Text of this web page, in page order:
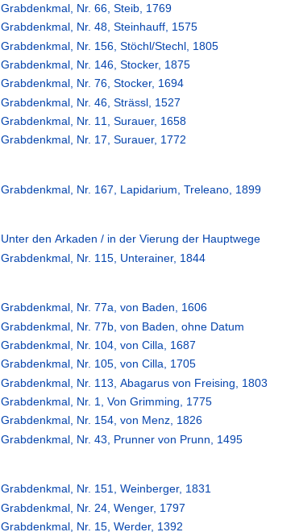
Grabdenkmal, Nr. 66, Steib, 1769
Grabdenkmal, Nr. 48, Steinhauff, 1575
Grabdenkmal, Nr. 156, Stöchl/Stechl, 1805
Grabdenkmal, Nr. 146, Stocker, 1875
Grabdenkmal, Nr. 76, Stocker, 1694
Grabdenkmal, Nr. 46, Strässl, 1527
Grabdenkmal, Nr. 11, Surauer, 1658
Grabdenkmal, Nr. 17, Surauer, 1772
Grabdenkmal, Nr. 167, Lapidarium, Treleano, 1899
Unter den Arkaden / in der Vierung der Hauptwege
Grabdenkmal, Nr. 115, Unterainer, 1844
Grabdenkmal, Nr. 77a, von Baden, 1606
Grabdenkmal, Nr. 77b, von Baden, ohne Datum
Grabdenkmal, Nr. 104, von Cilla, 1687
Grabdenkmal, Nr. 105, von Cilla, 1705
Grabdenkmal, Nr. 113, Abagarus von Freising, 1803
Grabdenkmal, Nr. 1, Von Grimming, 1775
Grabdenkmal, Nr. 154, von Menz, 1826
Grabdenkmal, Nr. 43, Prunner von Prunn, 1495
Grabdenkmal, Nr. 151, Weinberger, 1831
Grabdenkmal, Nr. 24, Wenger, 1797
Grabdenkmal, Nr. 15, Werder, 1392